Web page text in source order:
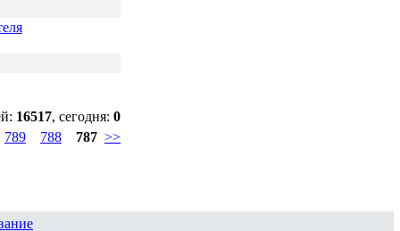
16517, сегодня: 0
789 788 787 >>